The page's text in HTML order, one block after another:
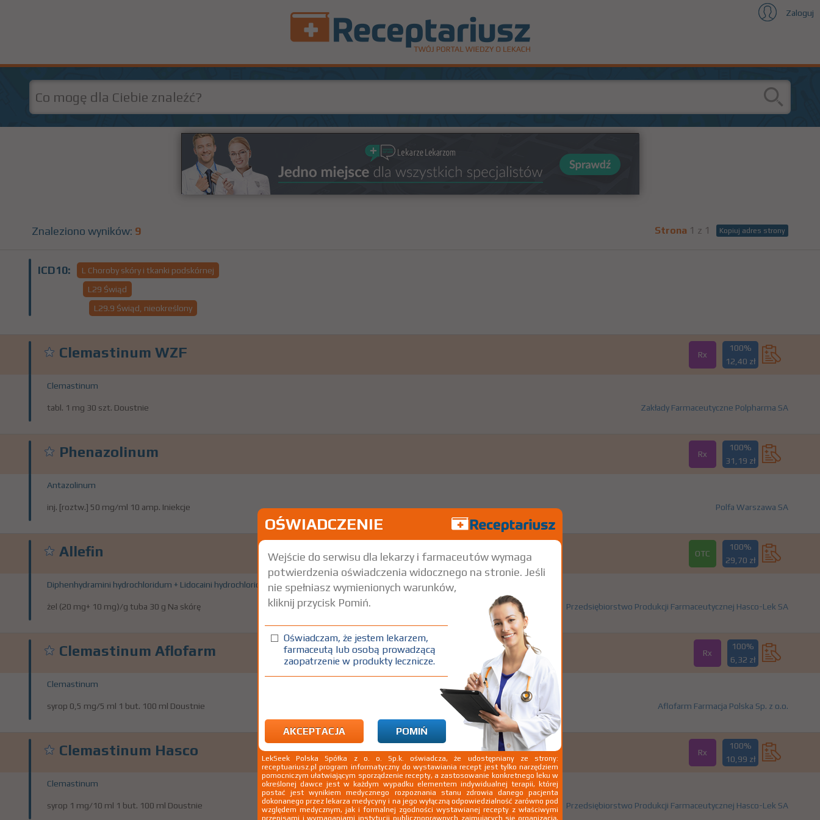
Zaloguj
Znaleziono wyników: 9 Kopiuj adres strony
Strona 1 z 1
ICD10:
L Choroby skóry i tkanki podskórnej
L29 Świąd
L29.9 Świąd, nieokreślony
Clemastinum WZF Rx
100%
12,40 zł
Clemastinum
tabl. 1 mg 30 szt. Doustnie Zakłady Farmaceutyczne Polpharma SA
Phenazolinum Rx
100%
31,19 zł
Antazolinum
inj. [roztw.] 50 mg/ml 10 amp. Iniekcje Polfa Warszawa SA
Allefin OTC
100%
29,70 zł
Diphenhydramini hydrochloridum + Lidocaini hydrochloridum monohydricum
żel (20 mg+ 10 mg)/g tuba 30 g Na skórę Przedsiębiorstwo Produkcji Farmaceutycznej Hasco-Lek SA
Clemastinum Aflofarm Rx
100%
6,32 zł
Clemastinum
syrop 0,5 mg/5 ml 1 but. 100 ml Doustnie Aflofarm Farmacja Polska Sp. z o.o.
Clemastinum Hasco Rx
100%
10,99 zł
Clemastinum
syrop 1 mg/10 ml 1 but. 100 ml Doustnie Przedsiębiorstwo Produkcji Farmaceutycznej Hasco-Lek SA
OŚWIADCZENIE
Wejście do serwisu dla lekarzy i farmaceutów wymaga
potwierdzenia oświadczenia widocznego na stronie. Jeśli
nie spełniasz wymienionych warunków,
kliknij przycisk Pomiń.
Oświadczam, że jestem lekarzem,
farmaceutą lub osobą prowadzącą
zaopatrzenie w produkty lecznicze.
AKCEPTACJA POMIŃ
LekSeek Polska Spółka z o. o. Sp.k. oświadcza, że udostępniany ze strony:
receptuariusz.pl program informatyczny do wystawiania recept jest tylko narzędziem
pomocniczym ułatwiającym sporządzenie recepty, a zastosowanie konkretnego leku w
określonej dawce jest w każdym wypadku elementem indywidualnej terapii, której
postać jest wynikiem medycznego rozpoznania stanu zdrowia danego pacjenta
dokonanego przez lekarza medycyny i na jego wyłączną odpowiedzialność zarówno pod
względem medycznym, jak i formalnej zgodności wystawianej recepty z właściwymi
przepisami i wymaganiami instytucji publicznoprawnych zajmujących się organizacją,